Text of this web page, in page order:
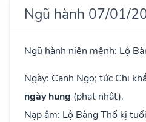
Ngũ hành 07/01/
Ngũ hành niên mệnh: Lộ
Ngày: Canh Ngọ; tức Chi
ngày hung (phạt nhật).
Nạp âm: Lộ Bàng Thổ kị